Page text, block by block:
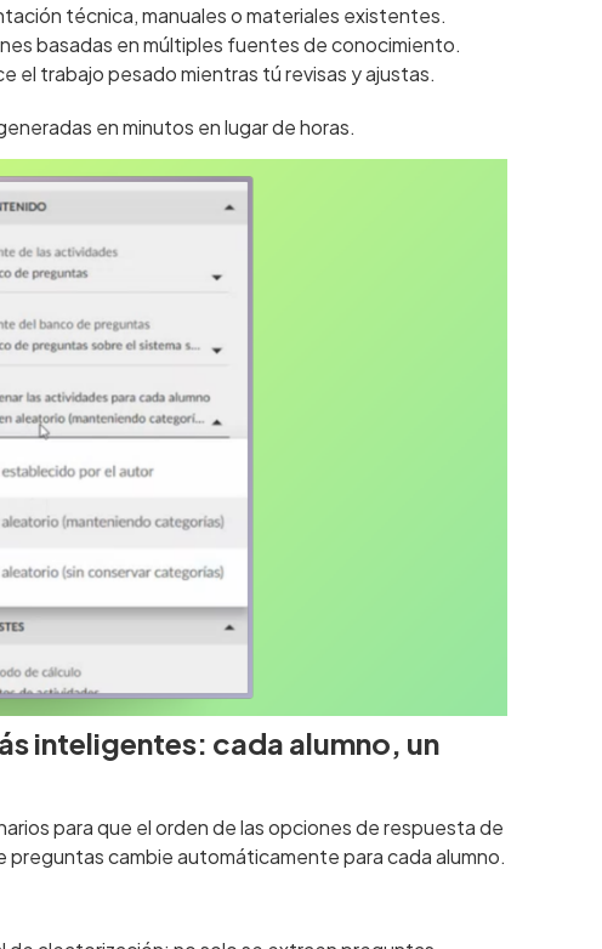
técnica, manuales o materiales existentes.
basadas en múltiples fuentes de conocimiento.
el trabajo pesado mientras tú revisas y ajustas.
en minutos en lugar de horas.
inteligentes: cada alumno, un
para que el orden de las opciones de respuesta de
cambie automáticamente para cada alumno.